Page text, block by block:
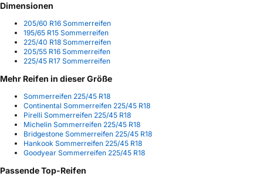
Dimensionen
205/60 R16 Sommerreifen
195/65 R15 Sommerreifen
225/40 R18 Sommerreifen
205/55 R16 Sommerreifen
225/45 R17 Sommerreifen
Mehr Reifen in dieser Größe
Sommerreifen 225/45 R18
Continental Sommerreifen 225/45 R18
Pirelli Sommerreifen 225/45 R18
Michelin Sommerreifen 225/45 R18
Bridgestone Sommerreifen 225/45 R18
Hankook Sommerreifen 225/45 R18
Goodyear Sommerreifen 225/45 R18
Passende Top-Reifen